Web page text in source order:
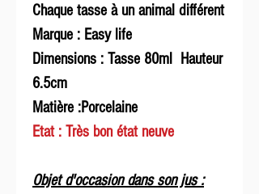
Chaque tasse à un animal différent
Marque : Easy life
Dimensions : Tasse 80ml Hauteur
6.5cm
Matière :Porcelaine
Etat : Très bon état neuve
Objet d'occasion dans son jus :